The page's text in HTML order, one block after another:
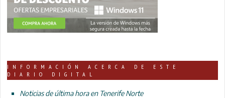
INFORMACIÓN ACERCA DE ESTE
DIARIO DIGITAL
Noticias de última hora en Tenerife Norte